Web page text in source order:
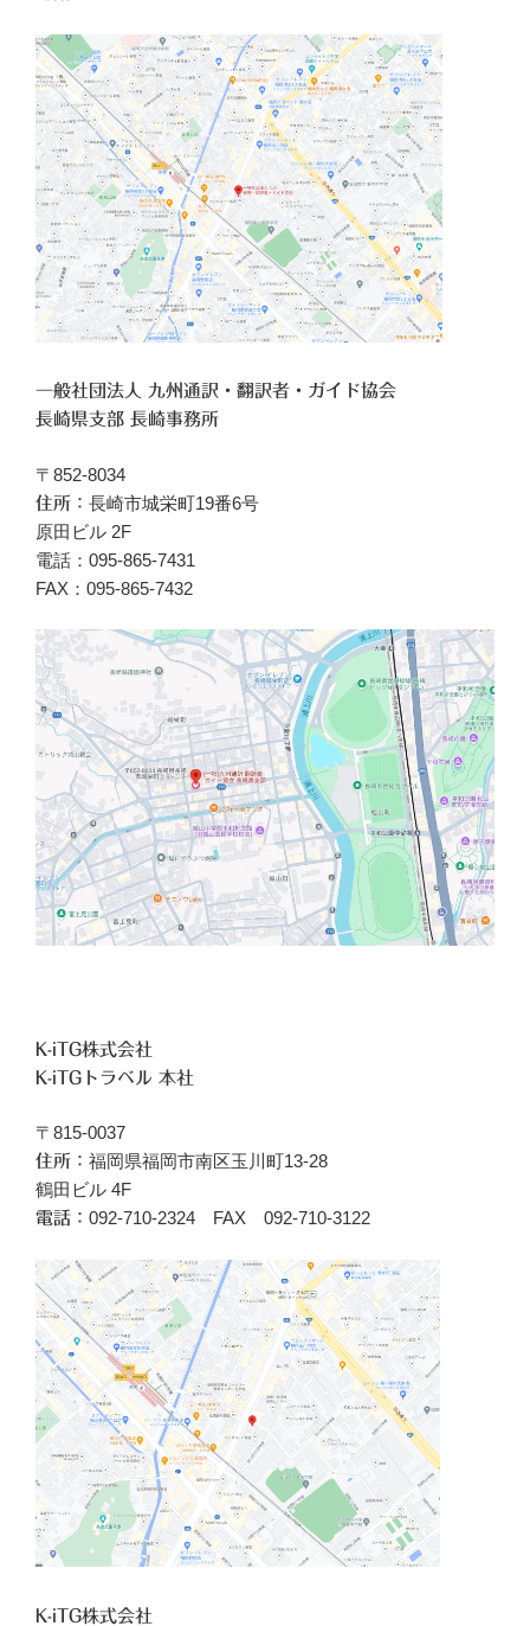
一般社団法人 九州通訳・翻訳者・ガイド協会
長崎県支部 長崎事務所
〒852-8034
住所： 長崎市城栄町19番6号
原田ビル 2F
電話：095-865-7431
FAX：095-865-7432
K-iTG株式会社
K-iTGトラベル 本社
〒815-0037
住所： 福岡県福岡市南区玉川町13-28
鶴田ビル 4F
電話： 092-710-2324 FAX 092-710-3122
K-iTG株式会社